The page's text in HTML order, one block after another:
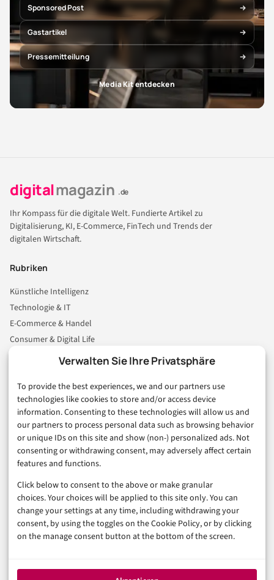
Verwalten Sie Ihre Privatsphäre
To provide the best experiences, we and our partners use
technologies like cookies to store and/or access device
information. Consenting to these technologies will allow us and
our partners to process personal data such as browsing behavior
or unique IDs on this site and show (non-) personalized ads. Not
consenting or withdrawing consent, may adversely affect certain
features and functions.
Click below to consent to the above or make granular
choices. Your choices will be applied to this site only. You can
change your settings at any time, including withdrawing your
consent, by using the toggles on the Cookie Policy, or by clicking
on the manage consent button at the bottom of the screen.
Sponsored Post
Gastartikel
Pressemitteilung
Media Kit entdecken
digitalmagazin .de
Ihr Kompass für die digitale Welt. Fundierte Artikel zu
Digitalisierung, KI, E-Commerce, FinTech und Trends der
digitalen Wirtschaft.
Rubriken
Künstliche Intelligenz
Technologie & IT
E-Commerce & Handel
Consumer & Digital Life
Business & Karriere
Sicherheit & Recht
Digitalisierung
Marketing
Magazin
Unsere Redaktion
Werbeformate & Media Kit
Rechtliches
Datenschutzerklärung (EU)